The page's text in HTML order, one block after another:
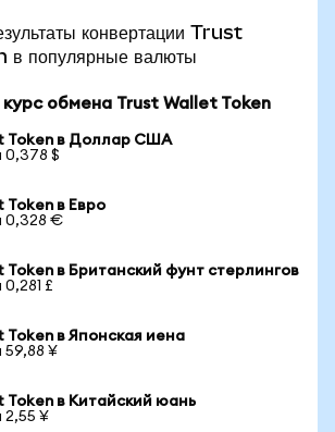
конвертации Trust
популярные валюты
обмена Trust Wallet Token
Token в Доллар США
0,378 $
Token в Евро
0,328 €
Token в Британский фунт стерлингов
0,281 £
Token в Японская иена
59,88 ¥
Token в Китайский юань
2,55 ¥